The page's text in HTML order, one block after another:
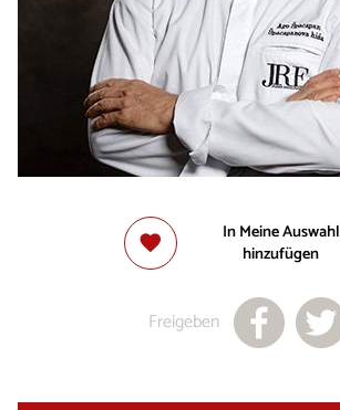
In Meine Auswahl
hinzufügen
Freigeben